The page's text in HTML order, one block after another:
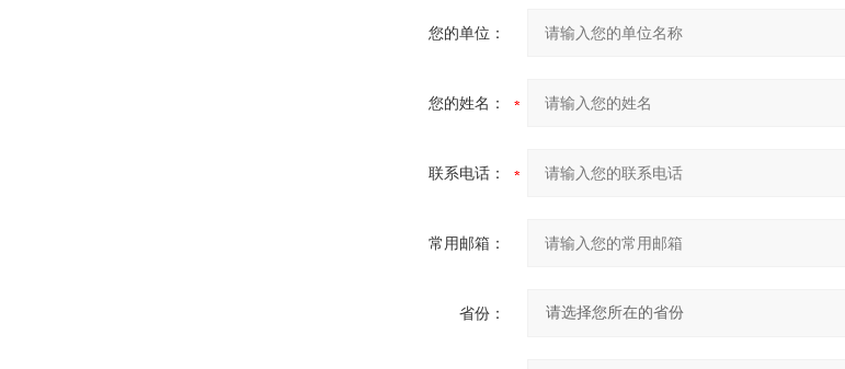
您的单位：
您的姓名：
联系电话：
常用邮箱：
省份：